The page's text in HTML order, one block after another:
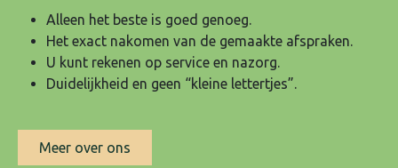
Alleen het beste is goed genoeg.
Het exact nakomen van de gemaakte afspraken.
U kunt rekenen op service en nazorg.
Duidelijkheid en geen “kleine lettertjes”.
Meer over ons